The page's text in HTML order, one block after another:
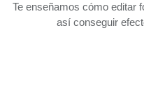
Te enseñamos cómo editar
así conseguir